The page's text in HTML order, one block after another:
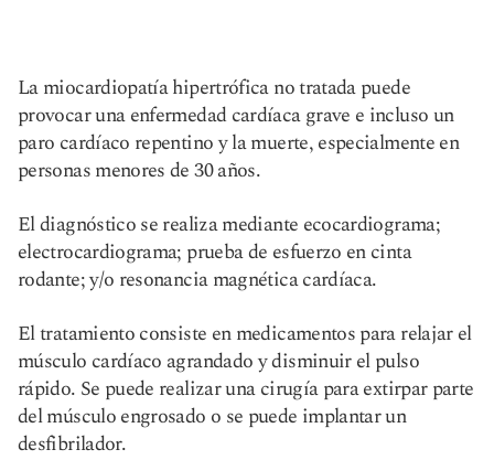
La miocardiopatía hipertrófica no tratada puede
provocar una enfermedad cardíaca grave e incluso un
paro cardíaco repentino y la muerte, especialmente en
personas menores de 30 años.
El diagnóstico se realiza mediante ecocardiograma;
electrocardiograma; prueba de esfuerzo en cinta
rodante; y/o resonancia magnética cardíaca.
El tratamiento consiste en medicamentos para relajar el
músculo cardíaco agrandado y disminuir el pulso
rápido. Se puede realizar una cirugía para extirpar parte
del músculo engrosado o se puede implantar un
desfibrilador.